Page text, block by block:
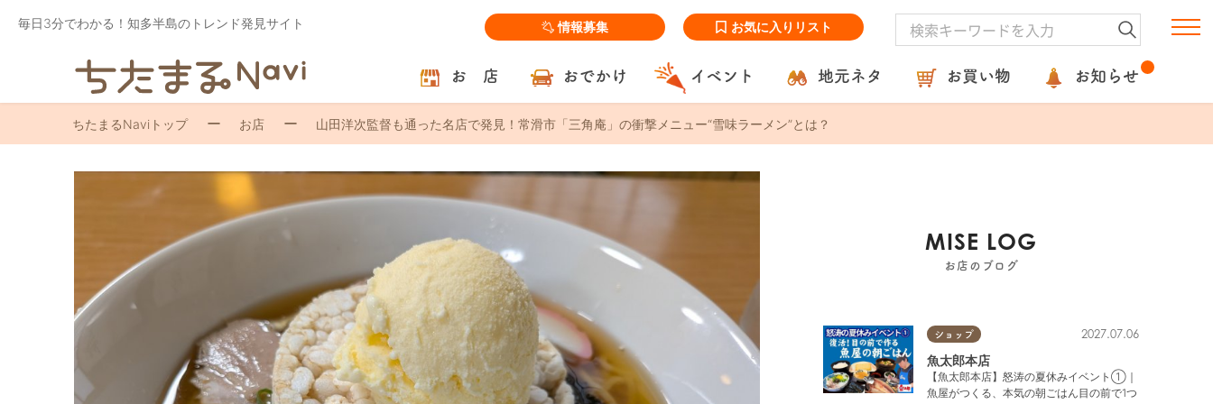
毎日3分でわかる！知多半島のトレンド発見サイト 情報募集 お気に入りリスト
お 店 おでかけ イベント 地元ネタ お買い物 お知らせ
ちたまるNaviトップ お店 山田洋次監督も通った名店で発見！常滑市「三角庵」の衝撃メニュー“雪味ラーメン”とは？
MISE LOG
お店のブログ
ショップ 2027.07.06
魚太郎本店
【魚太郎本店】怒涛の夏休みイベント①｜
魚屋がつくる、本気の朝ごはん目の前で1つ